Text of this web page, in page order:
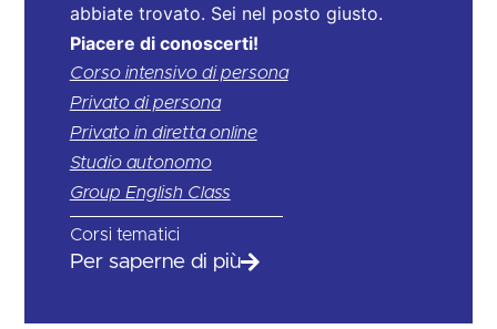
abbiate trovato. Sei nel posto giusto.
Piacere di conoscerti!
Corso intensivo di persona
Privato di persona
Privato in diretta online
Studio autonomo
Group English Class
Corsi tematici
Per saperne di più